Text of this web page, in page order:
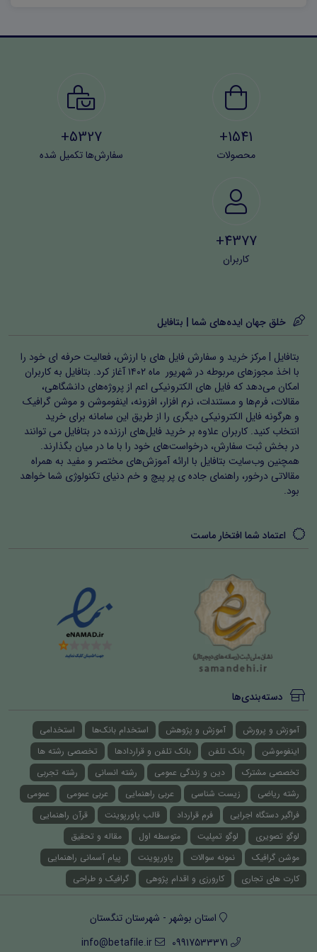
سفارش لوگوی شما برای ساخت «لوگو تمپلت» توسط ما از
بخش «ثبت سفارش» انجام می شود.
1541+
محصولات
5327+
سفارش‌ها تکمیل شده
4377+
کاربران
خلق جهان ایده‌های شما | بتافایل
بتافایل | مرکز خرید و سفارش فایل های با ارزش، فعالیت حرفه ای خود را
با اخذ مجوزهای مربوطه در شهریور ماه ۱۴۰۲ آغاز کرد. بتافایل به کاربران
امکان می‌دهد که فایل های الکترونیکی اعم از پروژه‌های دانشگاهی،
مقالات، فرم‌ها و مستندات، نرم افزار، افزونه، اینفوموشن و موشن گرافیک
و هرگونه فایل الکترونیکی دیگری را از طریق این سامانه برای خرید
انتخاب کنید. کاربران علاوه بر خرید فایل‌های ارزنده در بتافایل می توانند
در بخش ثبت سفارش، درخواست‌های خود را با ما در میان بگذارند.
همچنین وب‌سایت بتافایل با ارائه آموزش‌های مختصر و مفید به همراه
مقالاتی درخور، راهنمای جاده ی پر پیچ و خم دنیای تکنولوژی شما خواهد
بود.
اعتماد شما افتخار ماست
دسته‌بندی‌ها
آموزش و پرورش آموزش و پژوهش استخدام بانک‌ها
استخدامی
اینفوموشن
بانک تلفن بانک تلفن و قراردادها
تخصصی رشته ها
تخصصی مشترک
دین و زندگی عمومی رشته انسانی
رشته تجربی
رشته ریاضی
زیست شناسی عربی راهنمایی عربی عمومی
عمومی
فراگیر دستگاه اجرایی
فرم قرارداد قالب پاورپوینت
قرآن راهنمایی
لوگو تصویری
لوگو تمپلیت متوسطه اول
مقاله و تحقیق
موشن گرافیک
نمونه سوالات پاورپوینت
پیام آسمانی راهنمایی
کارت های تجاری
کارورزی و اقدام پژوهی گرافیک و طراحی
استان بوشهر - شهرستان تنگستان
09917533371
info@betafile.ir